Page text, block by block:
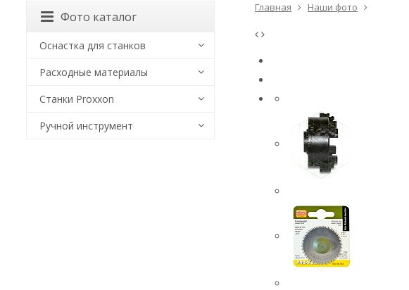
Фото каталог
Оснастка для станков
Расходные материалы
Станки Proxxon
Ручной инструмент
Главная Наши фото